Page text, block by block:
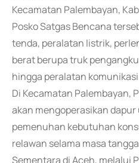
Kecamatan Palembayan,
Posko Satgas Bencana
tenda, peralatan listrik,
berat berupa truk
hingga peralatan
Di Kecamatan Palembayan,
akan mengoperasikan
pemenuhan kebutuhan
relawan selama masa
Sementara di Aceh, melalui